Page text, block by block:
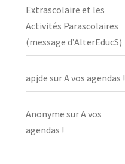
Extrascolaire et les
Activités Parascolaires
(message d’AlterEducS)
apjde surA vos agendas !
Anonyme surA vos
agendas !